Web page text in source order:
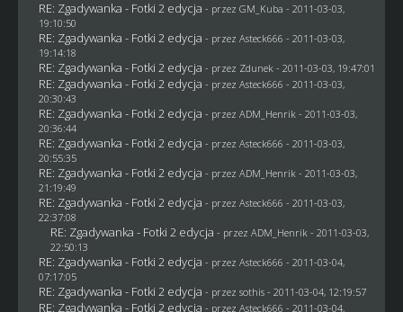
RE: Zgadywanka - Fotki 2 edycja - przez GM_Kuba - 2011-03-03,
19:10:50
RE: Zgadywanka - Fotki 2 edycja - przez Asteck666 - 2011-03-03,
19:14:18
RE: Zgadywanka - Fotki 2 edycja - przez Zdunek - 2011-03-03, 19:47:01
RE: Zgadywanka - Fotki 2 edycja - przez Asteck666 - 2011-03-03,
20:30:43
RE: Zgadywanka - Fotki 2 edycja - przez ADM_Henrik - 2011-03-03,
20:36:44
RE: Zgadywanka - Fotki 2 edycja - przez Asteck666 - 2011-03-03,
20:55:35
RE: Zgadywanka - Fotki 2 edycja - przez ADM_Henrik - 2011-03-03,
21:19:49
RE: Zgadywanka - Fotki 2 edycja - przez Asteck666 - 2011-03-03,
22:37:08
RE: Zgadywanka - Fotki 2 edycja - przez ADM_Henrik - 2011-03-03,
22:50:13
RE: Zgadywanka - Fotki 2 edycja - przez Asteck666 - 2011-03-04,
07:17:05
RE: Zgadywanka - Fotki 2 edycja - przez sothis- 2011-03-04, 12:19:57
RE: Zgadywanka - Fotki 2 edycja - przez Asteck666 - 2011-03-04,